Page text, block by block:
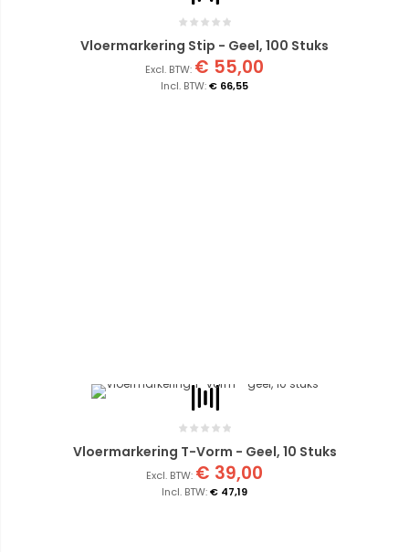
Vloermarkering Stip - Geel, 100 Stuks
€ 66,55
€ 55,00
Vloermarkering T-Vorm - Geel, 10 Stuks
€ 47,19
€ 39,00